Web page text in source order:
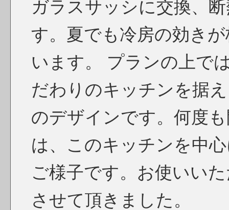
ガラスサッシに交換、
す。夏でも冷房の効き
います。 プランの上で
だわりのキッチンを据
のデザインです。何度
は、このキッチンを中
ご様子です。お使いい
させて頂きました。